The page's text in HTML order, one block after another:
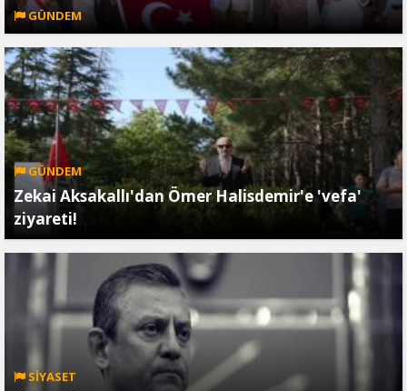
GÜNDEM
GÜNDEM
Zekai Aksakallı'dan Ömer Halisdemir'e 'vefa'
ziyareti!
SİYASET